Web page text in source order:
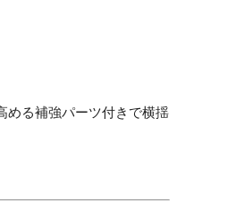
める補強パーツ付きで横揺